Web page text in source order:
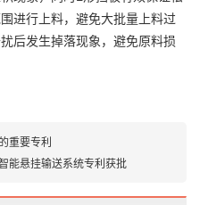
进行上料，避免大批量上料过
后发生掉落现象，避免原料损
重要专利
能悬挂输送系统专利获批